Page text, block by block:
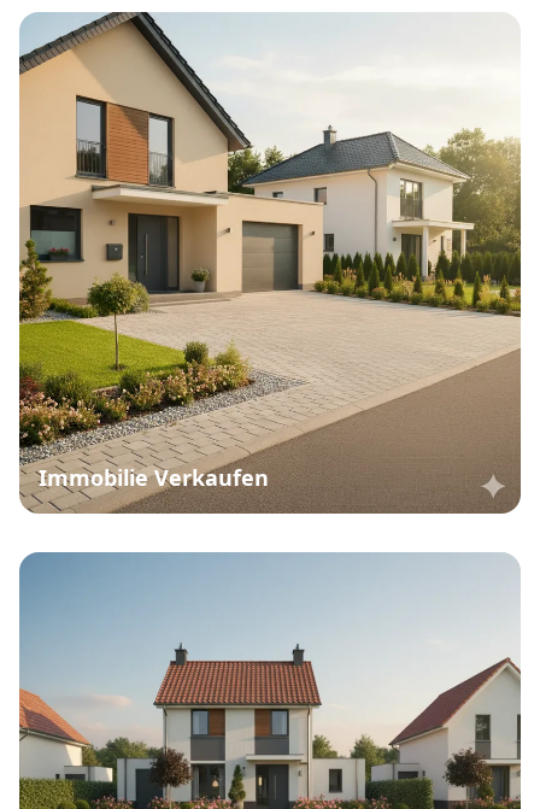
Immobilie Verkaufen